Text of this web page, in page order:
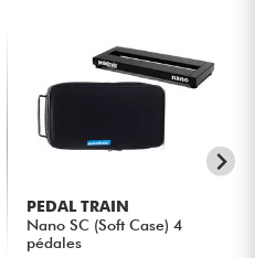
PEDAL TRAIN
Nano SC (Soft Case) 4
pédales